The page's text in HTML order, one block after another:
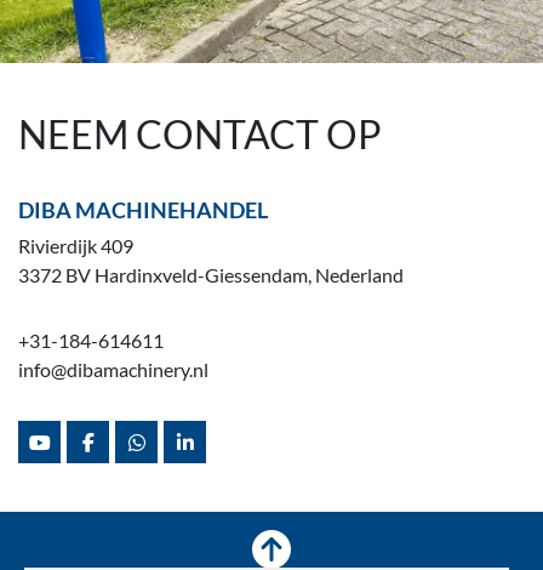
NEEM CONTACT OP
DIBA MACHINEHANDEL
Rivierdijk 409
3372 BV Hardinxveld-Giessendam, Nederland
+31-184-614611
info@dibamachinery.nl
youtubefacebookwhatsapplinkedin